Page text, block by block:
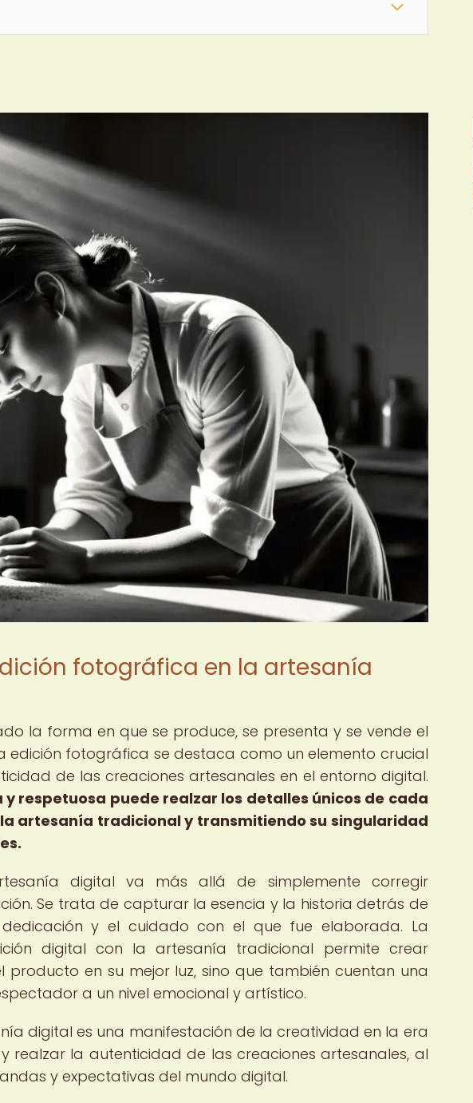
fotográfica en la artesanía
la forma en que se produce, se presenta y se vende el
edición fotográfica se destaca como un elemento crucial
de las creaciones artesanales en el entorno digital.
respetuosa puede realzar los detalles únicos de cada
artesanía tradicional y transmitiendo su singularidad
digital va más allá de simplemente corregir
Se trata de capturar la esencia y la historia detrás de
y el cuidado con el que fue elaborada. La
digital con la artesanía tradicional permite crear
producto en su mejor luz, sino que también cuentan una
a un nivel emocional y artístico.
digital es una manifestación de la creatividad en la era
realzar la autenticidad de las creaciones artesanales, al
y expectativas del mundo digital.